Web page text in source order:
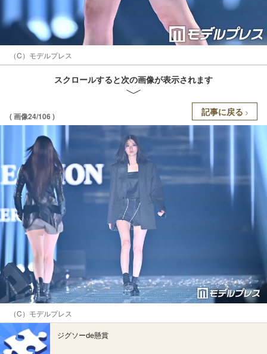
（C）モデルプレス
スクロールすると次の画像が表示されます
( 画像24/106 ) 記事に戻る
（C）モデルプレス
ジグソーde懸賞